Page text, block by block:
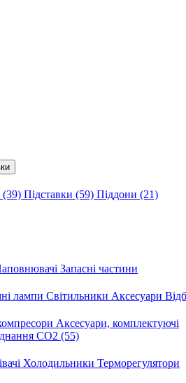
(39) Підставки (59) Піддони (21)
Запасні частини
лампи Світильники Аксесуари
Аксесуари, комплектуючі
CO2 (55)
Холодильники Терморегулятори